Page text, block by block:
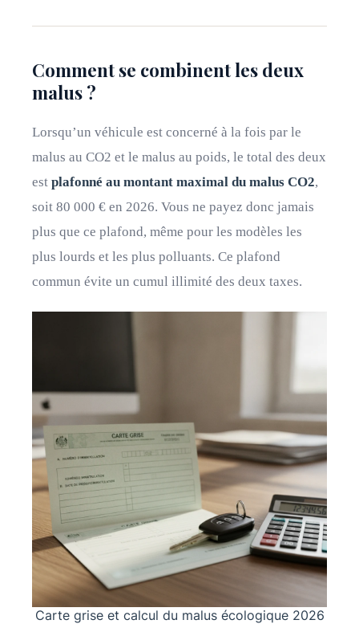
Comment se combinent les deux
malus ?
Lorsqu’un véhicule est concerné à la fois par le
malus au CO2 et le malus au poids, le total des deux
est plafonné au montant maximal du malus CO2,
soit 80 000 € en 2026. Vous ne payez donc jamais
plus que ce plafond, même pour les modèles les
plus lourds et les plus polluants. Ce plafond
commun évite un cumul illimité des deux taxes.
Carte grise et calcul du malus écologique 2026